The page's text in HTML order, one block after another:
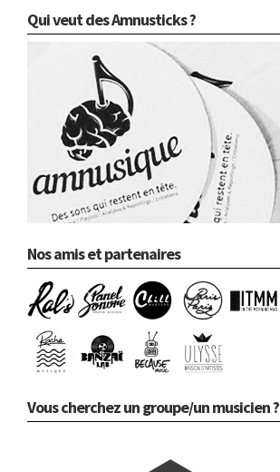
Qui veut des Amnusticks ?
Nos amis et partenaires
Vous cherchez un groupe/un musicien ?